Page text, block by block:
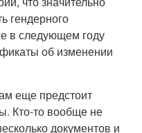
что значительно
гендерного
в следующем году
об изменении
еще предстоит
Кто-то вообще не
документов и